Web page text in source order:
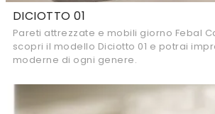
DICIOTTO 01
Pareti attrezzate e mobili giorno Febal
scopri il modello Diciotto 01 e potrai
moderne di ogni genere.